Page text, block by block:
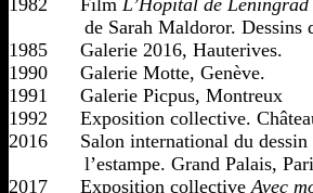
1982      Film L’Hôpital de Leningrad
de Sarah Maldoror.
1985      Galerie 2016, Hauterives.
1990      Galerie Motte, Genève.
1991      Galerie Picpus, Montreux
1992      Exposition collective.
2016      Salon international du dessin
l’estampe. Grand Palais,
2017      Exposition collective Avec